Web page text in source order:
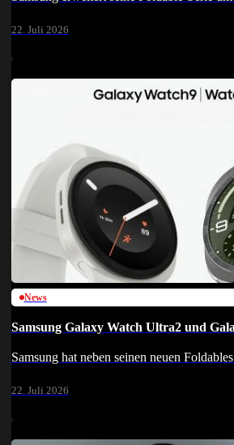
22. Juli 2026
News
Samsung Galaxy Watch Ultra2 und
Samsung hat neben seinen neuen
22. Juli 2026